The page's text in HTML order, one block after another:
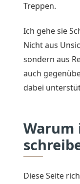
Treppen.
Ich gehe sie
Nicht aus
sondern aus
auch
dabei
Warum
Diese Seite